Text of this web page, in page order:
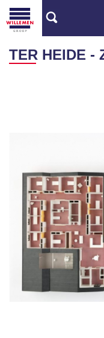
TER HEIDE -